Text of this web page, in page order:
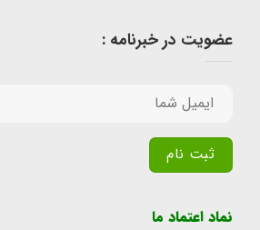
عضویت در خبرنامه :
نماد اعتماد ما